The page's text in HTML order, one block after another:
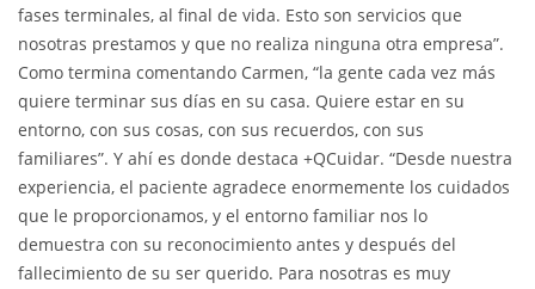
fases terminales, al final de vida. Esto son servicios que
nosotras prestamos y que no realiza ninguna otra empresa”.
Como termina comentando Carmen, “la gente cada vez más
quiere terminar sus días en su casa. Quiere estar en su
entorno, con sus cosas, con sus recuerdos, con sus
familiares”. Y ahí es donde destaca +QCuidar. “Desde nuestra
experiencia, el paciente agradece enormemente los cuidados
que le proporcionamos, y el entorno familiar nos lo
demuestra con su reconocimiento antes y después del
fallecimiento de su ser querido. Para nosotras es muy